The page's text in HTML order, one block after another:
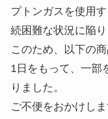
プトンガスを使用
続困難な状況に陥り
このため、以下の
1日をもって、一部
りました。
ご不便をおかけし